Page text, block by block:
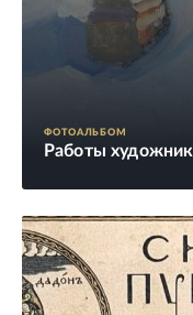
ФОТОАЛЬБОМ
Работы